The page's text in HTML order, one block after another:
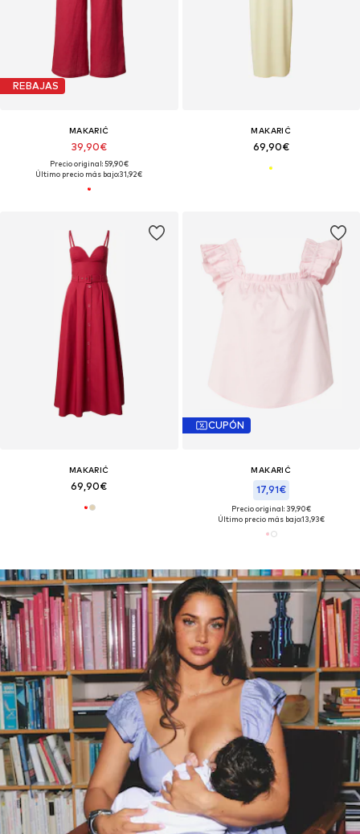
REBAJAS
MAKARIĆ
39,90€
Precio original: 59,90€
Último precio más bajo:31,92€
MAKARIĆ
69,90€
MAKARIĆ
69,90€
CUPÓN
MAKARIĆ
17,91€
Precio original: 39,90€
Último precio más bajo:13,93€